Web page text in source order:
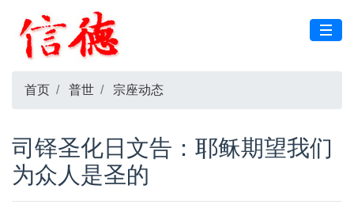
首页 普世 宗座动态
司铎圣化日文告：耶稣期望我们
为众人是圣的